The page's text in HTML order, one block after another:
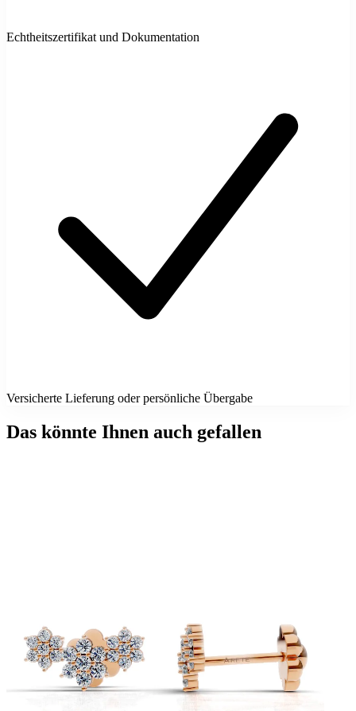
Echtheitszertifikat und Dokumentation
Versicherte Lieferung oder persönliche Übergabe
Das könnte Ihnen auch gefallen